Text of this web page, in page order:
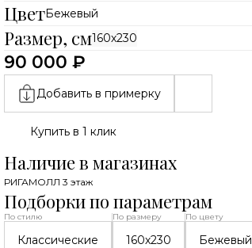
ЦветБежевый
Размер, см160х230
90 000 ₽
Добавить в примерку
Купить в 1 клик
Наличие в магазинах
РИГАМОЛЛ 3 этаж
Подборки по параметрам
По стилю
Классические
По размеру
160х230
По цвету
Бежевый